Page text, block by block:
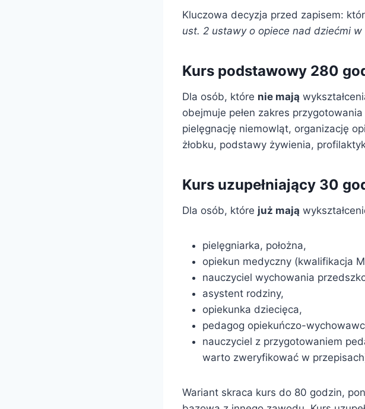
Kluczowa decyzja przed zapisem:
ust. 2 ustawy o opiece nad dziećmi
Kurs podstawowy 280
Dla osób, które nie mają
obejmuje pełen zakres
pielęgnację niemowląt, organizację
żłobku, podstawy żywienia,
Kurs uzupełniający 30
Dla osób, które już mają
pielęgniarka, położna,
opiekun medyczny (kwalifikacja
nauczyciel wychowania
asystent rodziny,
opiekunka dziecięca,
pedagog opiekuńczo-
nauczyciel z przygotowaniem
warto zweryfikować w
Wariant skraca kurs do 80 godzin,